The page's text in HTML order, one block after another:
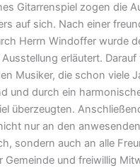
Gitarrenspiel zogen die
auf sich. Nach einer
Herrn Windoffer wurde
erläutert.
Musiker, die schon viele
und durch ein
überzeugten.
nur an den
sondern auch an alle
Gemeinde und freiwillig